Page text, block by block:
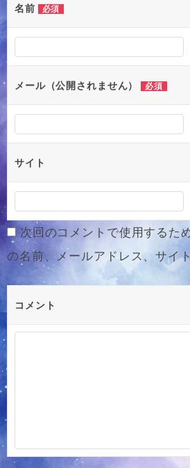
ー
シ
ョ
ン
名前 必須
メール（公開されません） 必須
サイト
次回のコメントで使用するた
の名前、メールアドレス、サイ
コメント